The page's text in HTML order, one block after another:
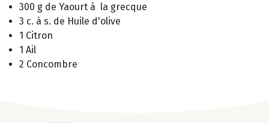
300 g de Yaourt à la grecque
3 c. à s. de Huile d'olive
1 Citron
1 Ail
2 Concombre